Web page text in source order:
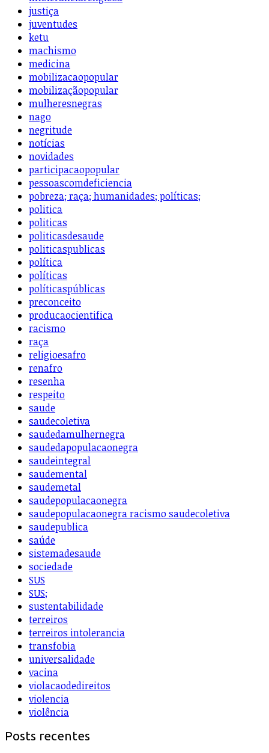
justiça
juventudes
ketu
machismo
medicina
mobilizacaopopular
mobilizaçãopopular
mulheresnegras
nago
negritude
notícias
novidades
participacaopopular
pessoascomdeficiencia
pobreza; raça; humanidades; políticas;
politica
politicas
politicasdesaude
politicaspublicas
política
políticas
políticaspúblicas
preconceito
producaocientifica
racismo
raça
religioesafro
renafro
resenha
respeito
saude
saudecoletiva
saudedamulhernegra
saudedapopulacaonegra
saudeintegral
saudemental
saudemetal
saudepopulacaonegra
saudepopulacaonegra racismo saudecoletiva
saudepublica
saúde
sistemadesaude
sociedade
SUS
SUS;
sustentabilidade
terreiros
terreiros intolerancia
transfobia
universalidade
vacina
violacaodedireitos
violencia
violência
Posts recentes